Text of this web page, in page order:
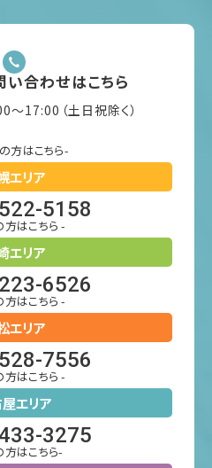
合わせはこちら
17:00（土日祝除く）
方はこちら-
エリア
5158
はこちら -
エリア
6526
はこちら -
エリア
7556
はこちら -
エリア
3275
はこちら-